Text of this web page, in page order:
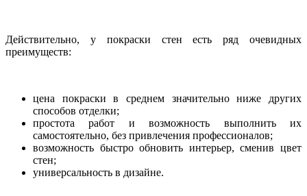
Действительно, у покраски стен есть ряд очевидных
преимуществ:
цена покраски в среднем значительно ниже других
способов отделки;
простота работ и возможность выполнить их
самостоятельно, без привлечения профессионалов;
возможность быстро обновить интерьер, сменив цвет
стен;
универсальность в дизайне.